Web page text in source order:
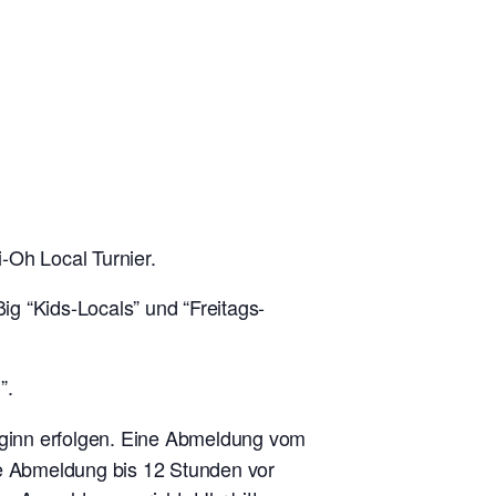
Local Turnier.
“Kids-Locals” und “Freitags-
erfolgen. Eine Abmeldung vom
bis 12 Stunden vor